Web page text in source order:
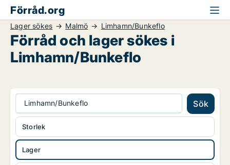
Förråd.org
Lager sökes Malmö Limhamn/Bunkeflo
Förråd och lager sökes i
Limhamn/Bunkeflo
Limhamn/Bunkeflo Sök
Lager
Storlek